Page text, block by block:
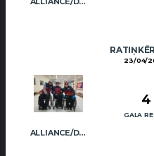
23/04/
ALLIANCE/DIMBOVSKIS
4
GALA